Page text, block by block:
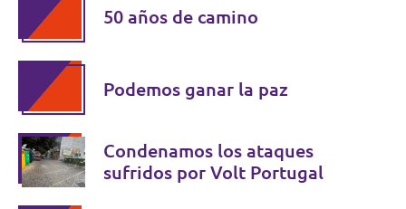
50 años de camino
Podemos ganar la paz
Condenamos los ataques
sufridos por Volt Portugal